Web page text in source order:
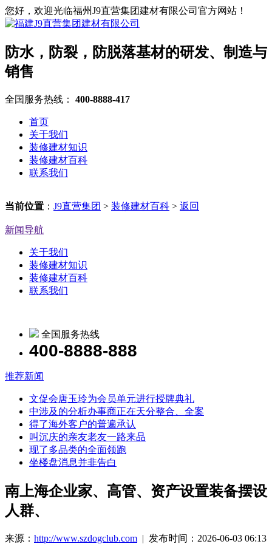
您好，欢迎光临福州J9直营集团建材有限公司官方网站！
防水，防裂，防脱落基材的研发、制造与
销售
全国服务热线： 400-8888-417
首页
关于我们
装修建材知识
装修建材百科
联系我们
当前位置 ： J9直营集团 > 装修建材百科 > 返回
新闻导航
关于我们
装修建材知识
装修建材百科
联系我们
全国服务热线
400-8888-888
推荐新闻
文促会唐玉玲为会员单元进行授牌典礼
中涉及的分析办事商正在天分整合、全案
得了海外客户的普遍承认
叫沉庆的亲友老友一路来品
现了多品类的全面领跑
坐楼盘消息并非告白
南上海企业家、高管、资产设置装备摆设
人群、
来源： http://www.szdogclub.com | 发布时间：2026-06-03 06:13